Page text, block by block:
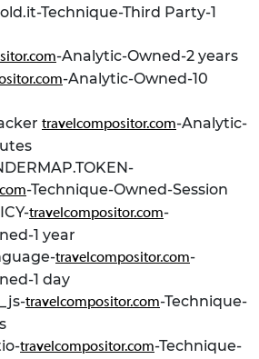
Technique-Third Party-1
-Analytic-Owned-2 years
-Analytic-Owned-10
travelcompositor.com-Analytic-
-Technique-Owned-Session
travelcompositor.com-
1 year
travelcompositor.com-
1 day
travelcompositor.com-Technique-
travelcompositor.com-Technique-